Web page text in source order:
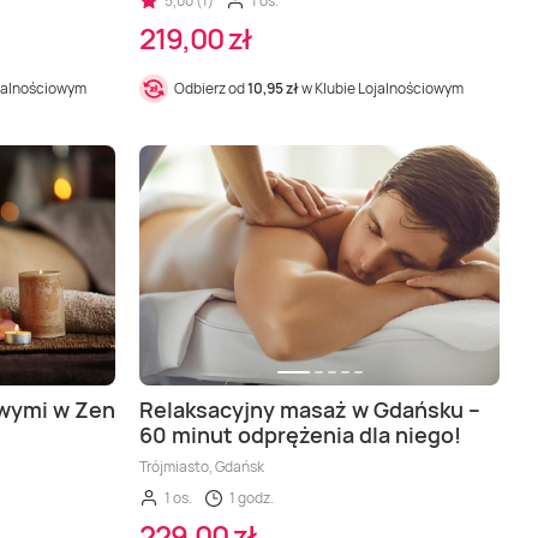
219,00 zł
Odbierz od10,95 złw Klubie Lojalnościowym
w Zen
Relaksacyjny masaż w Gdańsku –
60 minut odprężenia dla niego!
Trójmiasto, Gdańsk
1 os.
1 godz.